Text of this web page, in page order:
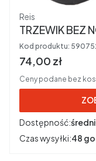
Producent
Reis
TRZEWIK BEZ
Kod produktu:
Cena brutto
74,00 zł
Ceny podane bez
Dostępność:
Czas wysyłki:48